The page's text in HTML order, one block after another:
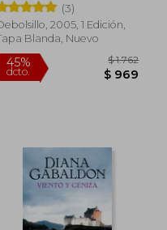
(3)
2005, 1 Edición,
Blanda, Nuevo
45%
dcto.